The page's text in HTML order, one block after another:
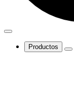
Productos